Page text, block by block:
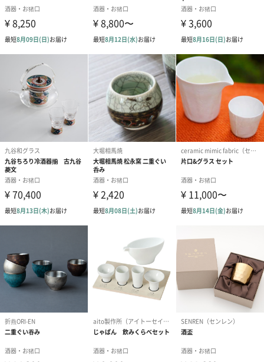
あり（280円）
メッセージカード（通常・写真・グリーティング）
誕生日や結婚祝い・出産祝いなど、様々なシーンのメッセージカ
ードを同梱します。
メッセージカードや封筒のデザインは一部変更する場合がありま
す。
写真付きメッセージカ
ード（680円）
ード（Thank you）ピ
【誕生日】
Birthday ホワ